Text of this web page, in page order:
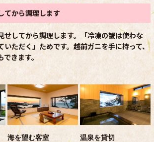
てから調理します
せしてから調理します。「冷凍の蟹は使わな
いただく」ためです。越前ガニを手に持って、
きます。
海を望む客室 温泉を貸切